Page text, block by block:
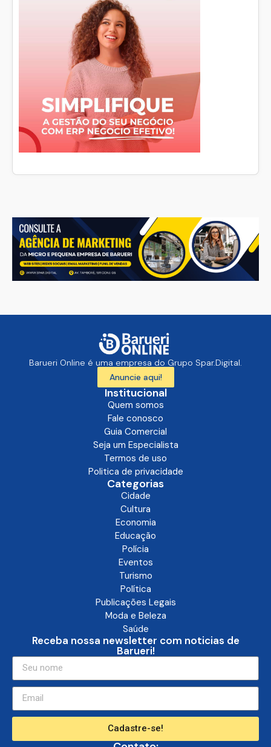
Barueri Online é uma empresa do Grupo Spar.Digital.
Anuncie aqui!
Institucional
Quem somos
Fale conosco
Guia Comercial
Seja um Especialista
Termos de uso
Politica de privacidade
Categorias
Cidade
Cultura
Economia
Educação
Polícia
Eventos
Turismo
Política
Publicações Legais
Moda e Beleza
Saúde
Receba nossa newsletter com noticias de
Barueri!
Cadastre-se!